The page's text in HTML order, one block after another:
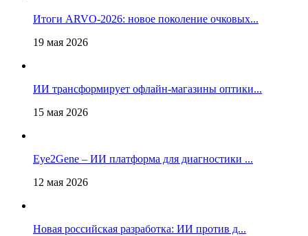
Итоги ARVO-2026: новое поколение очковых...
19 мая 2026
ИИ трансформирует офлайн‑магазины оптики...
15 мая 2026
Eye2Gene – ИИ платформа для диагностики ...
12 мая 2026
Новая российская разработка: ИИ против д...